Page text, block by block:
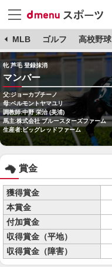
MLB ゴルフ 高校野球
牝 芦毛 登録抹消
マンバー
父:ジョーカプチーノ
母:ベルモントヤマユリ
調教師:中野 栄治 (美浦)
馬主:株式会社 ブルースターズファーム
生産者:ビッグレッドファーム
賞金
獲得賞金
本賞金
付加賞金
収得賞金（平地）
収得賞金（障害）